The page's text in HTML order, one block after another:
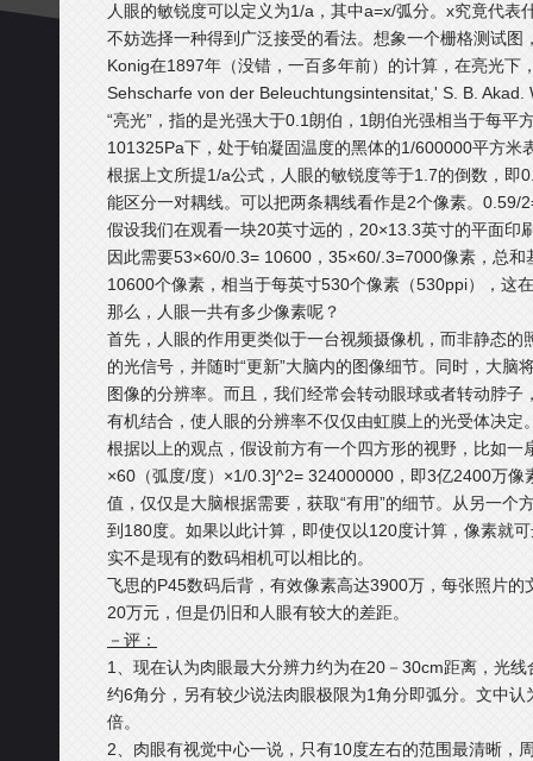
人眼的敏锐度可以定义为1/a，其中a=x/弧分。x究竟代表
不妨选择一种得到广泛接受的看法。想象一个栅格测试
Konig在1897年（没错，一百多年前）的计算，在亮光下
Sehscharfe von der Beleuchtungsintensitat,' S. B.
“亮光”，指的是光强大于0.1朗伯，1朗伯光强相当于每平
101325Pa下，处于铂凝固温度的黑体的1/600000平方米
根据上文所提1/a公式，人眼的敏锐度等于1.7的倒数，即
能区分一对耦线。可以把两条耦线看作是2个像素。0.59/
假设我们在观看一块20英寸远的，20×13.3英寸的平面印
因此需要53×60/0.3= 10600，35×60/.3=7000像素，总
10600个像素，相当于每英寸530个像素（530ppi），这
那么，人眼一共有多少像素呢？
首先，人眼的作用更类似于一台视频摄像机，而非静态
的光信号，并随时“更新”大脑内的图像细节。同时，大脑
图像的分辨率。而且，我们经常会转动眼球或者转动脖
有机结合，使人眼的分辨率不仅仅由虹膜上的光受体决定
根据以上的观点，假设前方有一个四方形的视野，比如
×60（弧度/度）×1/0.3]^2= 324000000，即3亿2400万像
值，仅仅是大脑根据需要，获取“有用”的细节。从另一个
到180度。如果以此计算，即使仅以120度计算，像素就
实不是现有的数码相机可以相比的。
飞思的P45数码后背，有效像素高达3900万，每张照片
20万元，但是仍旧和人眼有较大的差距。
－评：
1、现在认为肉眼最大分辨力约为在20－30cm距离，光
约6角分，另有较少说法肉眼极限为1角分即弧分。文中
倍。
2、肉眼有视觉中心一说，只有10度左右的范围最清晰，